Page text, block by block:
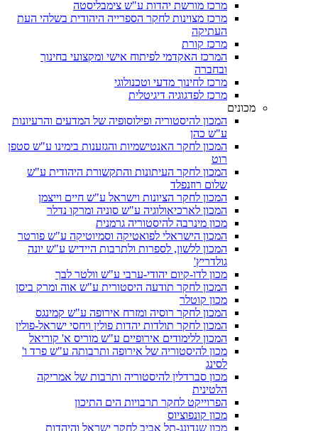
מרכז מורשת יהדות ע"ש צימבליסטה
מרכז מצוינות לחקר הספרייה היהודית בשלהי העת
העתיקה
מרכז קורת
המרכז האקדמי לפיתוח אישי ומקצועי בחינוך
ובחברה
מרכז לחינוך מדעי וטכנולוגי
מרכז לפדגוגיה דיגיטלית
מכונים
המכון להיסטוריה ופילוסופיה של המדעים והרעיונות
ע"ש כהן
המכון לחקר האנטישמיות והגזענות בימינו ע"ש סטפן
רוט
המכון לחקר העיתונות והתקשורת היהודית ע"ש
שלום רוזנפלד
המכון לחקר הציונות וישראל ע"ש חיים וייצמן
המכון לארכיאולוגיה ע"ש סוניה ומרקו נדלר
מכון מינרבה להיסטוריה גרמנית
המכון הישראלי לפואטיקה וסמיוטיקה ע"ש פורטר
המכון ללשון, לספרות ולתרבות היידיש ע"ש יונה
גולדריץ'
מכון לדו-קיום יהודי-ערבי ע"ש וולטר לבך
המכון לחקר תודעה היסטורית ע"ש אוה ומרק ביסן
מכון קוטלר
המכון לחקר רוסיה ומזרח אירופה ע"ש קמינגס
המכון לחקר תולדות יהדות פולין ויחסי ישראל-פולין
המכון ללימודים אירופיים ע"ש מוריס א' קוריאל
מכון להיסטוריה של אירופה ותרבותה ע"ש פרד ו'
לסינג
מכון סברדלין להיסטוריה ותרבות של אמריקה
הלטינית
הפרוייקט לחקר תרבויות הים התיכון
מכון קונפוציוס
מכון שנדונג-תל אביב לחקר ישראל והיהדות